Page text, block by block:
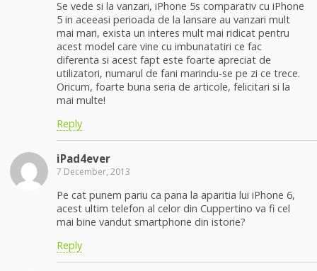
Se vede si la vanzari, iPhone 5s comparativ cu iPhone
5 in aceeasi perioada de la lansare au vanzari mult
mai mari, exista un interes mult mai ridicat pentru
acest model care vine cu imbunatatiri ce fac
diferenta si acest fapt este foarte apreciat de
utilizatori, numarul de fani marindu-se pe zi ce trece.
Oricum, foarte buna seria de articole, felicitari si la
mai multe!
Reply
iPad4ever
7 December, 2013
Pe cat punem pariu ca pana la aparitia lui iPhone 6,
acest ultim telefon al celor din Cuppertino va fi cel
mai bine vandut smartphone din istorie?
Reply